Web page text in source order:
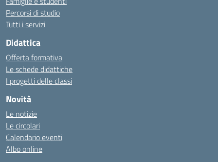
Percorsi di studio
Tutti i servizi
Didattica
Offerta formativa
Le schede didattiche
I progetti delle classi
Novità
Le notizie
Le circolari
Calendario eventi
Albo online